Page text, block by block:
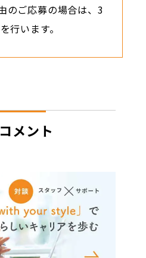
のご応募の場合は、3
行います。
メント